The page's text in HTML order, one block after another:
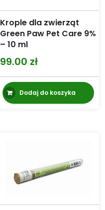
Krople dla zwierząt
Green Paw Pet Care 9%
– 10 ml
99.00 zł
Dodaj do koszyka